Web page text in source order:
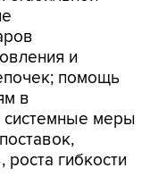
и
помощь
в
системные меры
гибкости